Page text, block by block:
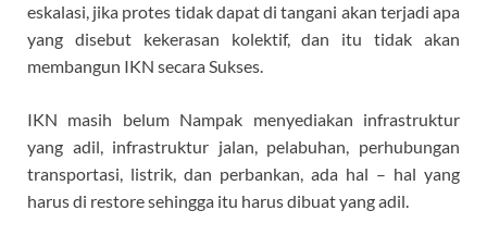
eskalasi, jika protes tidak dapat di tangani akan terjadi apa
yang disebut kekerasan kolektif, dan itu tidak akan
membangun IKN secara Sukses.
IKN masih belum Nampak menyediakan infrastruktur
yang adil, infrastruktur jalan, pelabuhan, perhubungan
transportasi, listrik, dan perbankan, ada hal – hal yang
harus di restore sehingga itu harus dibuat yang adil.